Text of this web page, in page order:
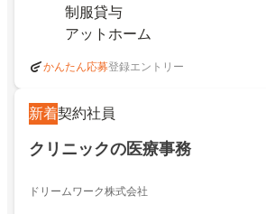
制服貸与
アットホーム
かんたん応募登録エントリー
新着契約社員
クリニックの医療事務
ドリームワーク株式会社